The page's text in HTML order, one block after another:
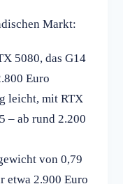
Markt:
5080, das G14
Euro
leicht, mit RTX
– ab rund 2.200
von 0,79
etwa 2.900 Euro